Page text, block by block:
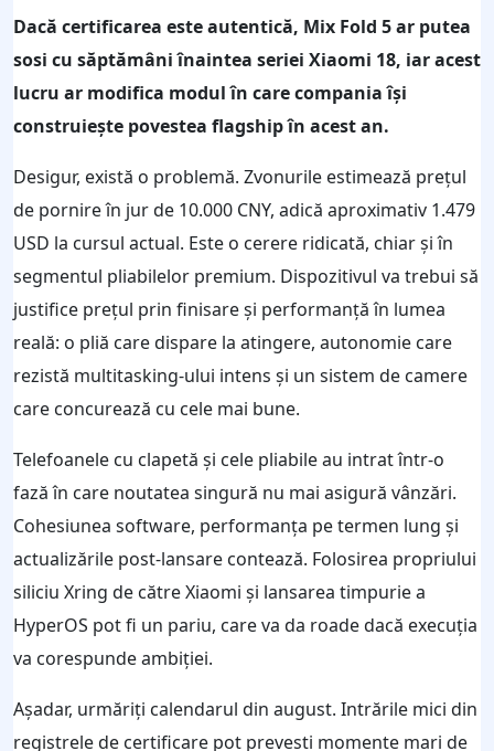
Dacă certificarea este autentică, Mix Fold 5 ar putea
sosi cu săptămâni înaintea seriei Xiaomi 18, iar acest
lucru ar modifica modul în care compania își
construiește povestea flagship în acest an.
Desigur, există o problemă. Zvonurile estimează prețul
de pornire în jur de 10.000 CNY, adică aproximativ 1.479
USD la cursul actual. Este o cerere ridicată, chiar și în
segmentul pliabilelor premium. Dispozitivul va trebui să
justifice prețul prin finisare și performanță în lumea
reală: o pliă care dispare la atingere, autonomie care
rezistă multitasking-ului intens și un sistem de camere
care concurează cu cele mai bune.
Telefoanele cu clapetă și cele pliabile au intrat într-o
fază în care noutatea singură nu mai asigură vânzări.
Cohesiunea software, performanța pe termen lung și
actualizările post-lansare contează. Folosirea propriului
siliciu Xring de către Xiaomi și lansarea timpurie a
HyperOS pot fi un pariu, care va da roade dacă execuția
va corespunde ambiției.
Așadar, urmăriți calendarul din august. Intrările mici din
registrele de certificare pot prevesti momente mari de